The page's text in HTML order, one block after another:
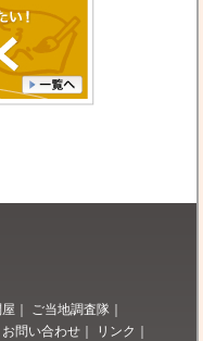
ご当地調査隊
お問い合わせ リンク